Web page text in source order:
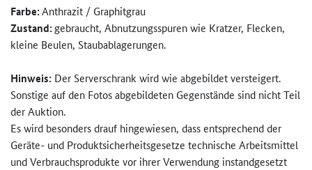
Farbe:Anthrazit / Graphitgrau
Zustand:gebraucht, Abnutzungsspuren wie Kratzer, Flecken,
kleine Beulen, Staubablagerungen.
Hinweis: Der Serverschrank wird wie abgebildet versteigert.
Sonstige auf den Fotos abgebildeten Gegenstände sind nicht Teil
der Auktion.
Es wird besonders drauf hingewiesen, dass entsprechend der
Geräte- und Produktsicherheitsgesetze technische Arbeitsmittel
und Verbrauchsprodukte vor ihrer Verwendung instandgesetzt